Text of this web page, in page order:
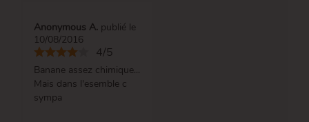
Anonymous A. publié le
10/08/2016
4/5
Banane assez chimique...
Mais dans l'esemble c
sympa